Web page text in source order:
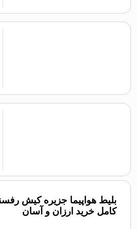
بلیط هواپیما جزیره کیش
کامل خرید ارزان و آسان